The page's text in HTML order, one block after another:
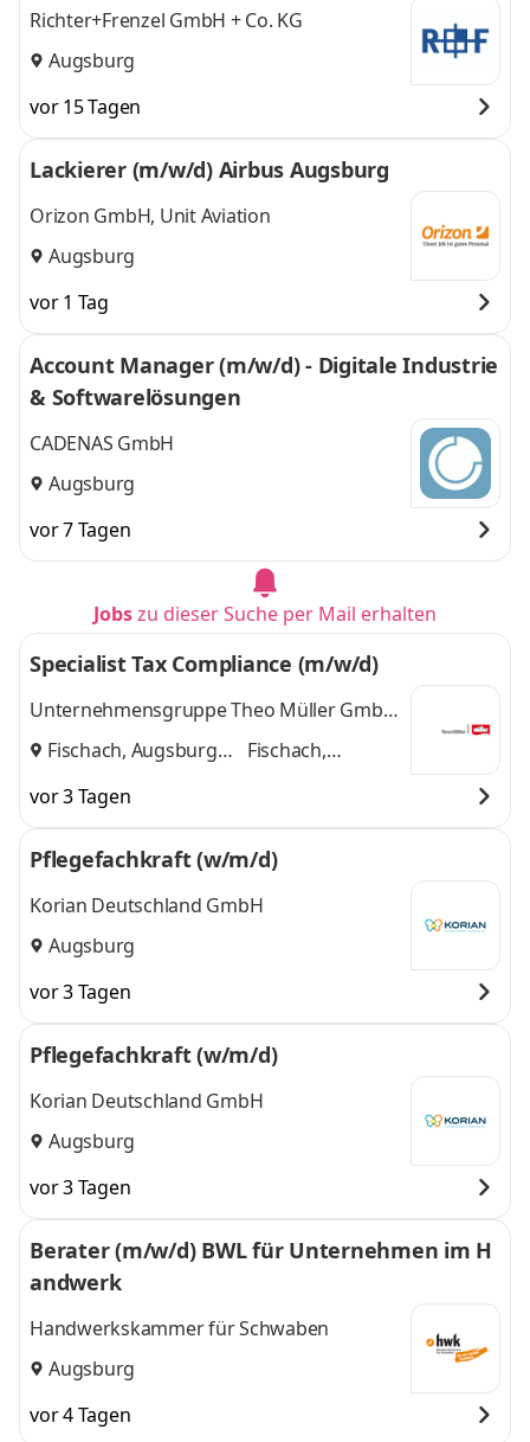
Richter+Frenzel GmbH + Co. KG
Augsburg
vor 15 Tagen
Lackierer (m/w/d) Airbus Augsburg
Orizon GmbH, Unit Aviation
Augsburg
vor 1 Tag
Account Manager (m/w/d) - Digitale Industrie
& Softwarelösungen
CADENAS GmbH
Augsburg
vor 7 Tagen
Jobszu dieser Suche per Mail erhalten
Specialist Tax Compliance (m/w/d)
Unternehmensgruppe Theo Müller GmbH
& Co. KG
Fischach, Augsburg
Fischach,
vor 3 Tagen
Pflegefachkraft (w/m/d)
Korian Deutschland GmbH
Augsburg
vor 3 Tagen
Pflegefachkraft (w/m/d)
Korian Deutschland GmbH
Augsburg
vor 3 Tagen
Berater (m/w/d) BWL für Unternehmen im H
andwerk
Handwerkskammer für Schwaben
Augsburg
vor 4 Tagen